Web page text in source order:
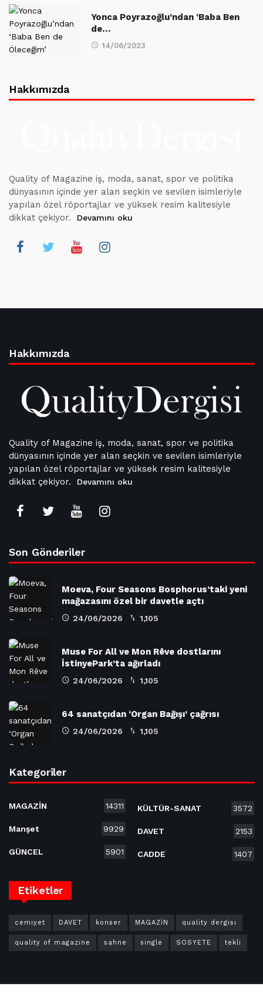
Yonca Poyrazoğlu’ndan ‘Baba Ben
de…
14/06/2023
Hakkımızda
Quality of Magazine iş, moda, sanat, spor ve politika
dünyasının içinde yer alan seçkin ve sevilen isimleriyle
yapılan özel röportajlar ve yüksek resim kalitesiyle
dikkat çekiyor.
Devamını oku
Hakkımızda
Quality of Magazine iş, moda, sanat, spor ve politika
dünyasının içinde yer alan seçkin ve sevilen isimleriyle
yapılan özel röportajlar ve yüksek resim kalitesiyle
dikkat çekiyor.
Devamını oku
Son Gönderiler
Moeva, Four Seasons Bosphorus’taki yeni
mağazasını özel bir davetle açtı
24/06/2026 1,105
Muse For All ve Mon Rêve dostlarını
İstinyePark’ta ağırladı
24/06/2026 1,105
64 sanatçıdan ‘Organ Bağışı’ çağrısı
24/06/2026 1,105
Kategoriler
MAGAZİN 14311
Manşet 9929
GÜNCEL 5901
KÜLTÜR-SANAT 3572
DAVET 2153
CADDE 1407
Etiketler
cemiyet DAVET konser MAGAZİN quality dergisi
quality of magazine sahne single SOSYETE tekli